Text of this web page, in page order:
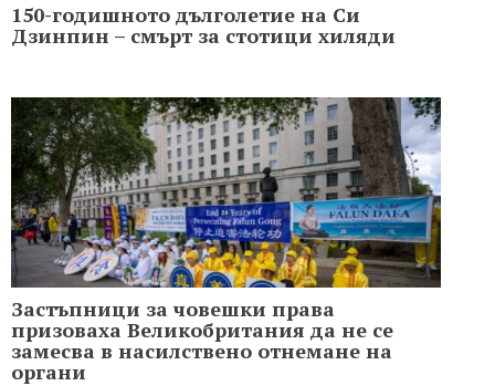
150-годишното дълголетие на Си
Дзинпин – смърт за стотици хиляди
Застъпници за човешки права
призоваха Великобритания да не се
замесва в насилствено отнемане на
органи